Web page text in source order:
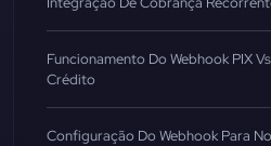
Funcionamento Do Webhook PIX
Crédito
Configuração Do Webhook Para